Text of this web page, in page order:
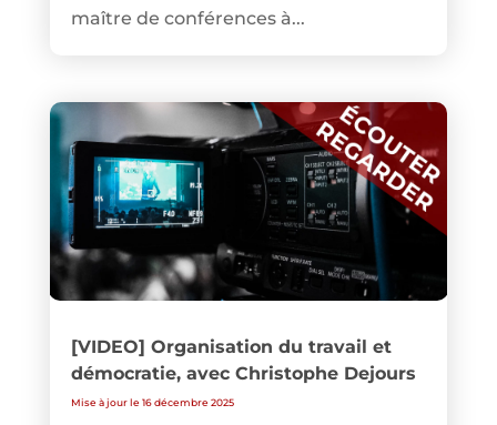
maître de conférences à...
[VIDEO] Organisation du travail et
démocratie, avec Christophe Dejours
Mise à jour le 16 décembre 2025